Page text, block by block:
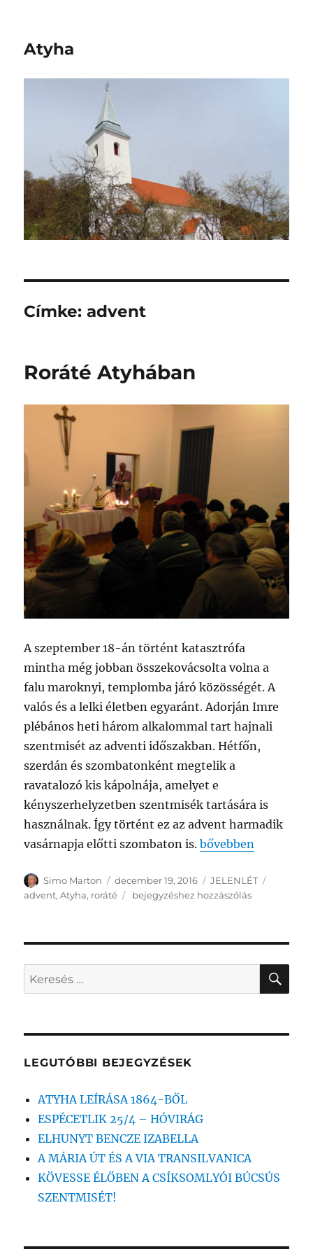
Atyha
Címke:advent
Roráté Atyhában
A szeptember 18-án történt katasztrófa
mintha még jobban összekovácsolta volna a
falu maroknyi, templomba járó közösségét. A
valós és a lelki életben egyaránt. Adorján Imre
plébános heti három alkalommal tart hajnali
szentmisét az adventi időszakban. Hétfőn,
szerdán és szombatonként megtelik a
ravatalozó kis kápolnája, amelyet e
kényszerhelyzetben szentmisék tartására is
használnak. Így történt ez az advent harmadik
vasárnapja előtti szombaton is.„Roráté Atyhában”
bővebben
Szerző
Simo Marton Közzétéve
december 19, 2016 Kategória
JELENLÉT
advent,Atyha, roráté
Roráté
bejegyzéshez hozzászólás
Keresés
a
kifejezésre:
LEGUTÓBBI BEJEGYZÉSEK
ATYHA LEÍRÁSA 1864-BŐL
ESPÉCETLIK 25/4 – HÓVIRÁG
ELHUNYT BENCZE IZABELLA
A MÁRIA ÚT ÉS A VIA TRANSILVANICA
KÖVESSE ÉLŐBEN A CSÍKSOMLYÓI BÚCSÚS
SZENTMISÉT!